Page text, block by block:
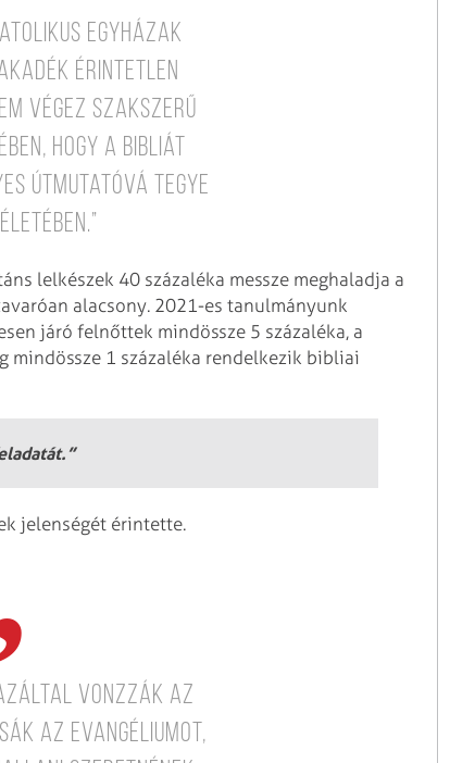
egyházak
érintetlen
végez szakszerű
hogy a Bibliát
útmutatóvá tegye
lelkészek 40 százaléka messze meghaladja a
alacsony. 2021-es tanulmányunk
járó felnőttek mindössze 5 százaléka, a
1 százaléka rendelkezik bibliai
jelenségét érintette.
vonzzák az
az evangéliumot,